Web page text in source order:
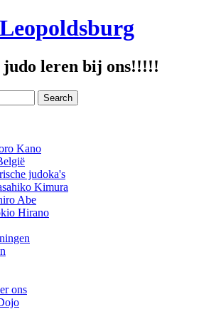
leren bij ons!!!!!
Kano
judoka's
Kimura
Abe
Hirano
ons